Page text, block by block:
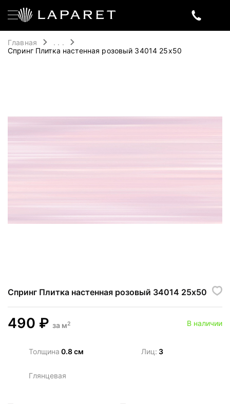
Главная
. . .
Спринг Плитка настенная розовый 34014 25х50
Спринг Плитка настенная розовый 34014 25х50
490 ₽ за м2 В наличии
Толщина 0.8 см Лиц: 3
Глянцевая